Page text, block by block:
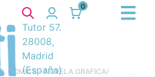
0
Tutor 57.
28008,
Madrid
(España)
6. COMICS - NOVELA GRAFICA/